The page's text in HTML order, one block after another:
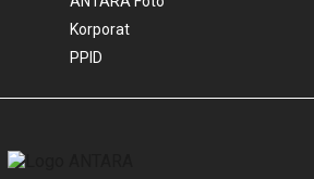
Korporat
PPID